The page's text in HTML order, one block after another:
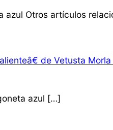
azul Otros artículos
de Vetusta
azul […]